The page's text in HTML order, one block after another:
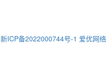
新ICP备2022000744号-1 爱优网络